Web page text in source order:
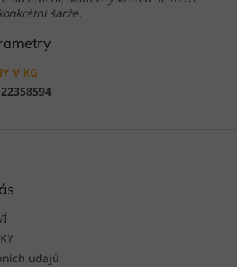
šarže.
V KG
údajů